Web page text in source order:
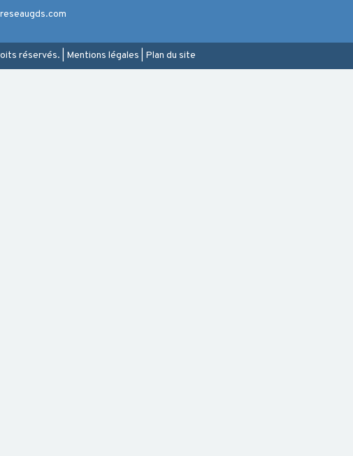
réservés. Mentions légales Plan du site